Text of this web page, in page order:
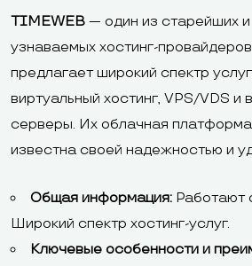
TIMEWEB — один из старейших
узнаваемых хостинг-
предлагает широкий спектр
виртуальный хостинг, VPS/VDS и
серверы. Их облачная
известна своей надежностью и
Общая информация: Работают
Широкий спектр хостинг-услуг.
Ключевые особенности и